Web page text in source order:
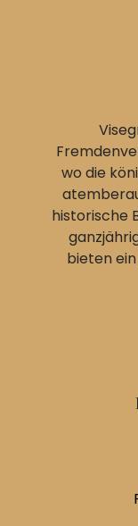
wo die
historische
bieten